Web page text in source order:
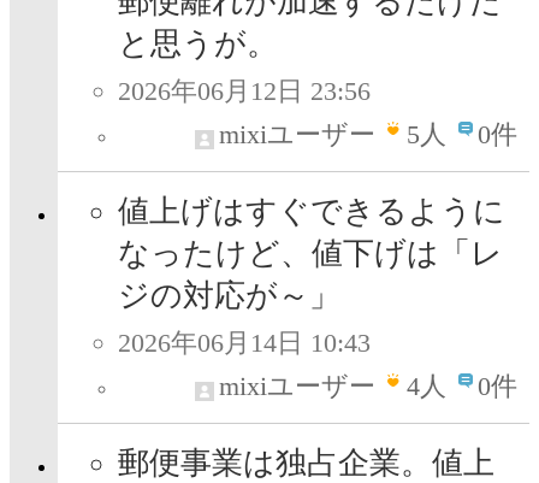
と思うが。
2026年06月12日 23:56
mixiユーザー
5人 0件
値上げはすぐできるように
なったけど、値下げは「レ
ジの対応が～」
2026年06月14日 10:43
mixiユーザー
4人 0件
郵便事業は独占企業。値上